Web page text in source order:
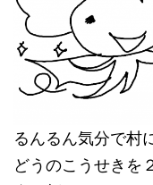
るんるん気分で村
どうのこうせき